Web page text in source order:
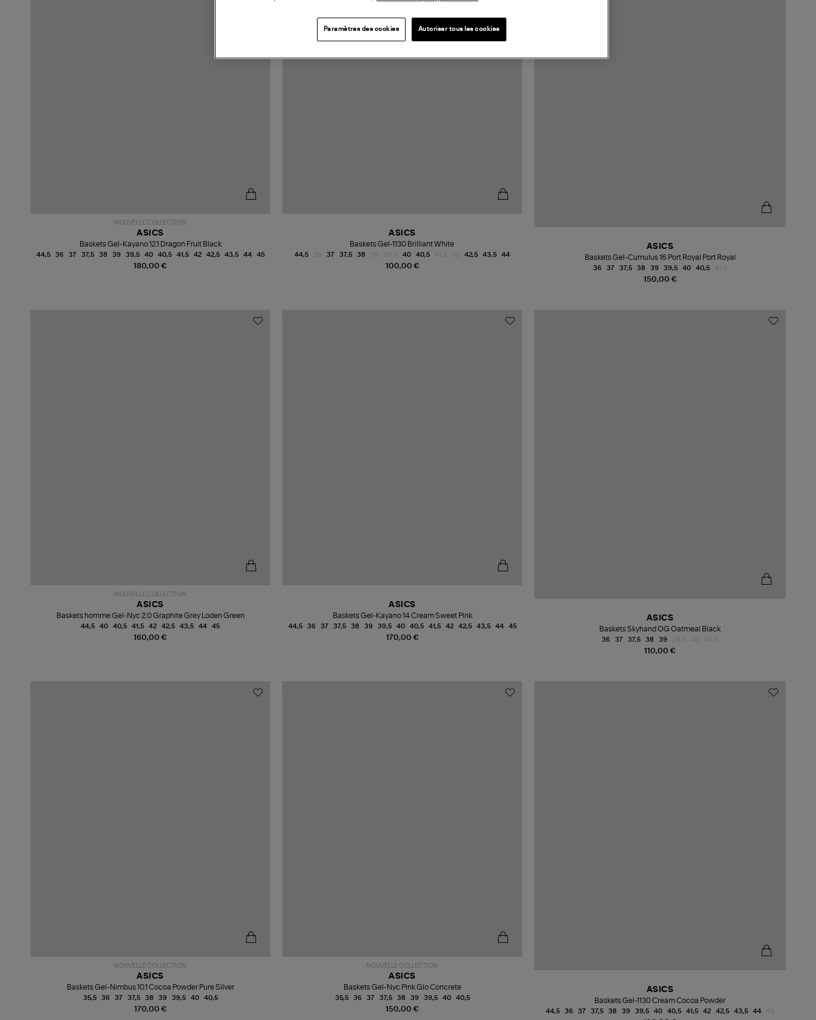
NOUVELLE COLLECTION
180,00 €
ASICS
Baskets Gel-Kayano 12.1 Dragon Fruit Black
44,5 36 37 37,5 38 39 39,5 40 40,5 41,5 42 42,5 43,5 44 45
100,00 €
ASICS
Baskets Gel-1130 Brilliant White
44,5 37 37,5 38 40 40,5 42,5 43,5 44
150,00 €
ASICS
Baskets Gel-Cumulus 16 Port Royal Port Royal
36 37 37,5 38 39 39,5 40 40,5
NOUVELLE COLLECTION
160,00 €
ASICS
Baskets homme Gel-Nyc 2.0 Graphite Grey Loden Green
44,5 40 40,5 41,5 42 42,5 43,5 44 45
170,00 €
ASICS
Baskets Gel-Kayano 14 Cream Sweet Pink
44,5 36 37 37,5 38 39 39,5 40 40,5 41,5 42 42,5 43,5 44 45
110,00 €
ASICS
Baskets Skyhand OG Oatmeal Black
36 37 37,5 38 39
NOUVELLE COLLECTION
170,00 €
ASICS
Baskets Gel-Nimbus 10.1 Cocoa Powder Pure Silver
35,5 36 37 37,5 38 39 39,5 40 40,5
NOUVELLE COLLECTION
150,00 €
ASICS
Baskets Gel-Nyc Pink Glo Concrete
35,5 36 37 37,5 38 39 39,5 40 40,5
ASICS
Baskets Gel-1130 Cream Cocoa Powder
44,5 36 37 37,5 38 39 39,5 40 40,5 41,5 42 42,5 43,5 44
Paramètres des cookies Autoriser tous les cookies